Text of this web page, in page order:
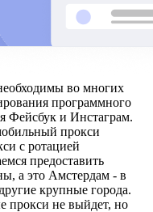
во многих
программного
Фейсбук и Инстаграм.
прокси
с ротацией
предоставить
а это Амстердам - в
крупные города.
прокси не выйдет, но